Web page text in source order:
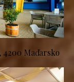
4200 Maďarsko